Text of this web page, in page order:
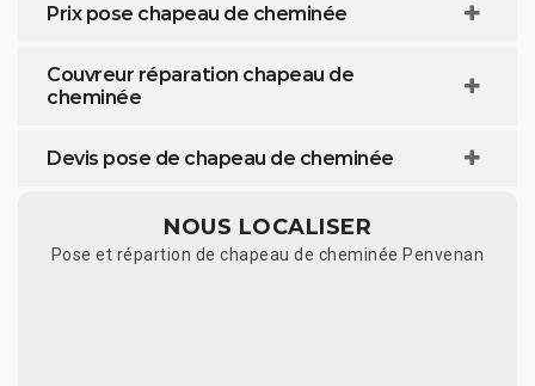
Prix pose chapeau de cheminée
Couvreur réparation chapeau de
cheminée
Devis pose de chapeau de cheminée
NOUS LOCALISER
Pose et répartion de chapeau de cheminée Penvenan